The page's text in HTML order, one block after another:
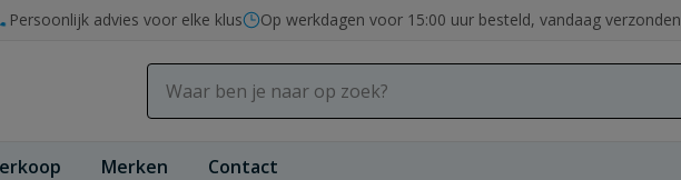
Persoonlijk advies voor elke klus Op werkdagen voor 15:00 uur besteld, vandaag verzonden
Merken Contact